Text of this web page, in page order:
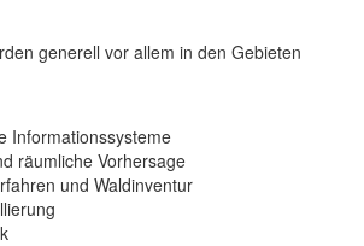
generell vor allem in den Gebieten
Informationssysteme
räumliche Vorhersage
und Waldinventur